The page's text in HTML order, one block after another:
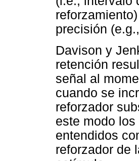
precisión
Davison y
retención
señal al
cuando se
reforzador
este modo
entendidos
reforzador de